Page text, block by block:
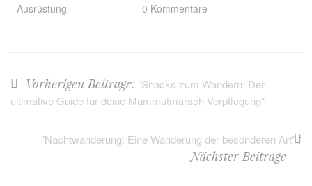
Ausrüstung
0 Kommentare
Vorherigen Beitrage: "Snacks zum Wandern: Der
ultimative Guide für deine Mammutmarsch-Verpflegung"
"Nachtwanderung: Eine Wanderung der besonderen Art":
Nächster Beitrage